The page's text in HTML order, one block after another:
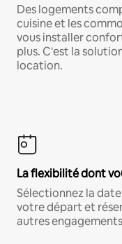
Des logements
cuisine et les
vous installer
plus. C'est la
location.
La flexibilité dont
Sélectionnez la
votre départ et
autres